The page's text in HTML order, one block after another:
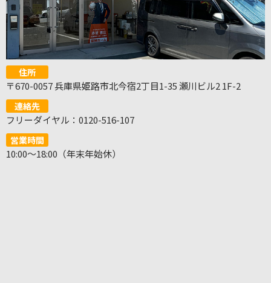
住所
〒670-0057 兵庫県姫路市北今宿2丁目1-35 瀬川ビル2 1F-2
連絡先
フリーダイヤル：0120-516-107
営業時間
10:00～18:00（年末年始休）